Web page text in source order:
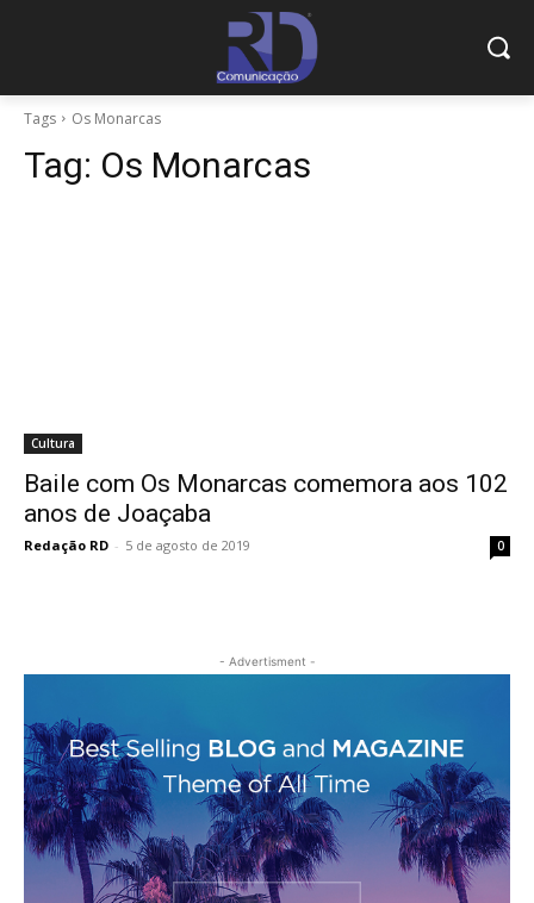
Tags Os Monarcas
Tag: Os Monarcas
Cultura
Baile com Os Monarcas comemora aos 102
anos de Joaçaba
Redação RD - 5 de agosto de 2019 0
- Advertisment -